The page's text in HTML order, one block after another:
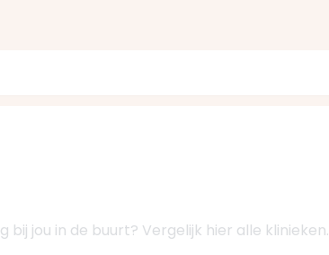
jou in de buurt? Vergelijk hier alle klinieken.